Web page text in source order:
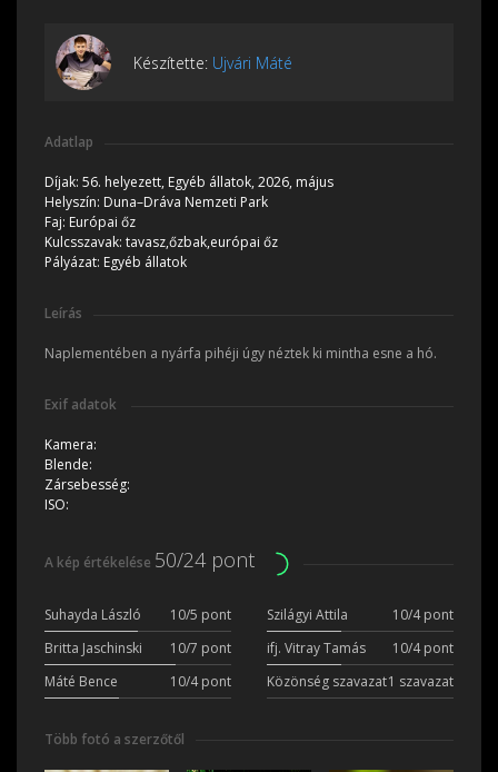
Készítette: Ujvári Máté
Adatlap
Díjak: 56. helyezett, Egyéb állatok, 2026, május
Helyszín: Duna–Dráva Nemzeti Park
Faj: Európai őz
Kulcsszavak: tavasz,őzbak,európai őz
Pályázat: Egyéb állatok
Leírás
Naplementében a nyárfa pihéji úgy néztek ki mintha esne a hó.
Exif adatok
Kamera:
Blende:
Zársebesség:
ISO:
A kép értékelése 50/24 pont
Suhayda László 10/5 pont Szilágyi Attila
10/4 pont
Britta Jaschinski
10/7 pont ifj. Vitray Tamás
10/4 pont
Máté Bence
10/4 pont Közönség szavazat1 szavazat
Több fotó a szerzőtől